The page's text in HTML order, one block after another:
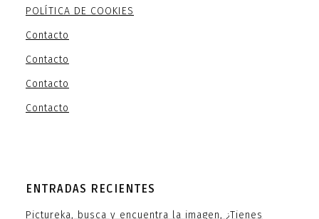
POLÍTICA DE COOKIES
Contacto
Contacto
Contacto
Contacto
ENTRADAS RECIENTES
Pictureka, busca y encuentra la imagen, ¿Tienes